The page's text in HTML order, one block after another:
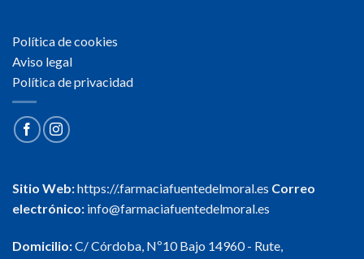
Política de cookies
Aviso legal
Política de privacidad
Sitio Web:https://.farmaciafuentedelmoral.es Correo
electrónico: info@farmaciafuentedelmoral.es
Domicilio:C/ Córdoba, Nº10 Bajo 14960 - Rute,